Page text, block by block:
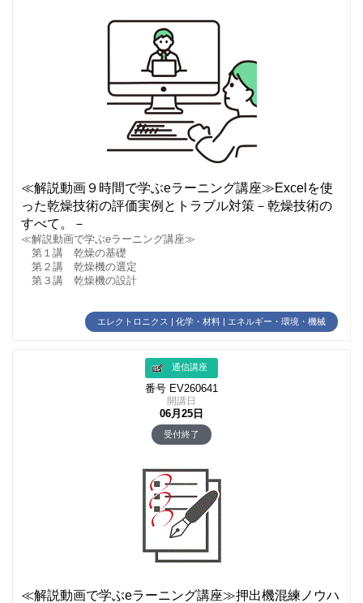
≪解説動画９時間で学ぶeラーニング講座≫Excelを使
った乾燥技術の評価実例とトラブル対策－乾燥技術の
すべて。－
≪解説動画で学ぶeラーニング講座≫
第１講 乾燥の基礎
第２講 乾燥機の選定
第３講 乾燥機の設計
エレクトロニクス | 化学・材料 | エネルギー・環境・機械
通信講座
番号 EV260641
開講日
06月25日
受付終了
≪解説動画で学ぶeラーニング講座≫押出機混練ノウハ